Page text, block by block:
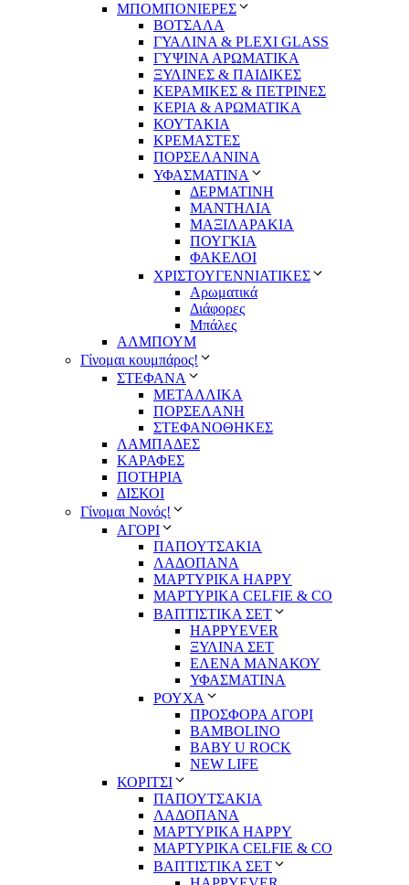
ΜΠΟΜΠΟΝΙΕΡΕΣ
ΒΟΤΣΑΛΑ
ΓΥΑΛΙΝΑ & PLEXI GLASS
ΓΥΨΙΝΑ ΑΡΩΜΑΤΙΚΑ
ΞΥΛΙΝΕΣ & ΠΑΙΔΙΚΕΣ
ΚΕΡΑΜΙΚΕΣ & ΠΕΤΡΙΝΕΣ
ΚΕΡΙΑ & ΑΡΩΜΑΤΙΚΑ
ΚΟΥΤΑΚΙΑ
ΚΡΕΜΑΣΤΕΣ
ΠΟΡΣΕΛΑΝΙΝΑ
ΥΦΑΣΜΑΤΙΝA
ΔΕΡΜΑΤΙΝΗ
ΜΑΝΤΗΛΙΑ
ΜΑΞΙΛΑΡΑΚΙΑ
ΠΟΥΓΚΙΑ
ΦΑΚΕΛΟΙ
ΧΡΙΣΤΟΥΓΕΝΝΙΑΤΙΚΕΣ
Αρωματικά
Διάφορες
Μπάλες
ΑΛΜΠΟΥΜ
Γίνομαι κουμπάρος!
ΣΤΕΦΑΝΑ
ΜΕΤΑΛΛΙΚΑ
ΠΟΡΣΕΛΑΝΗ
ΣΤΕΦΑΝΟΘΗΚΕΣ
ΛΑΜΠΑΔΕΣ
ΚΑΡΑΦΕΣ
ΠΟΤΗΡΙΑ
ΔΙΣΚΟΙ
Γίνομαι Νονός!
ΑΓΟΡΙ
ΠΑΠΟΥΤΣΑΚΙΑ
ΛΑΔΟΠΑΝΑ
ΜΑΡΤΥΡΙΚΑ HAPPY
ΜΑΡΤΥΡΙΚΑ CELFIE & CO
ΒΑΠΤΙΣΤΙΚΑ ΣΕΤ
HAPPYEVER
ΞΥΛΙΝΑ ΣΕΤ
ΕΛΕΝΑ ΜΑΝΑΚΟΥ
ΥΦΑΣΜΑΤΙΝΑ
ΡΟΥΧΑ
ΠΡΟΣΦΟΡΑ ΑΓΟΡΙ
BAMBOLINO
BABY U ROCK
NEW LIFE
ΚΟΡΙΤΣΙ
ΠΑΠΟΥΤΣΑΚΙΑ
ΛΑΔΟΠΑΝΑ
ΜΑΡΤΥΡΙΚΑ HAPPY
ΜΑΡΤΥΡΙΚΑ CELFIE & CO
ΒΑΠΤΙΣΤΙΚΑ ΣΕΤ